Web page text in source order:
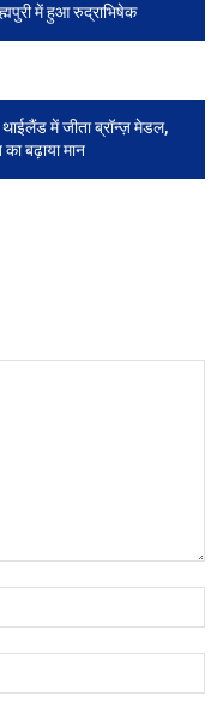
में हुआ रुद्राभिषेक
में जीता ब्रॉन्ज़ मेडल,
बढ़ाया मान